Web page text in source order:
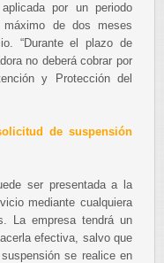
por un periodo
de dos meses
“Durante el plazo de
no deberá cobrar por
y Protección del
de suspensión
ser presentada a la
mediante cualquiera
La empresa tendrá un
efectiva, salvo que
se realice en